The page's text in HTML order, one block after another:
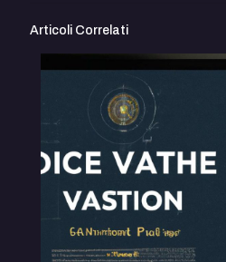
Articoli Correlati